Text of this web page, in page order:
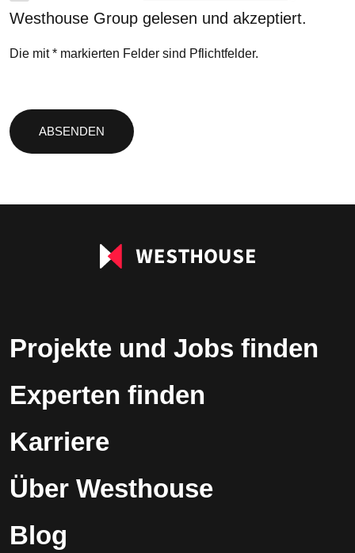
Westhouse Group gelesen und akzeptiert.
Die mit * markierten Felder sind Pflichtfelder.
lasse
dieses
leer.
Projekte und Jobs finden
Experten finden
Karriere
Über Westhouse
Blog